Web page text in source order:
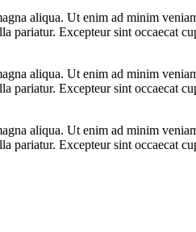
aliqua. Ut enim ad minim
pariatur. Excepteur sint occaecat
aliqua. Ut enim ad minim
pariatur. Excepteur sint occaecat
aliqua. Ut enim ad minim
pariatur. Excepteur sint occaecat